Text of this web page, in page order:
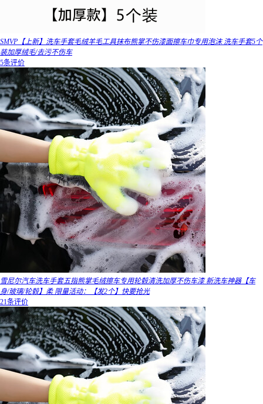
SMVP【上新】洗车手套毛绒羊毛工具抹布熊掌不伤漆面擦车巾专用泡沫 洗车手套5个
装加厚绒毛/去污不伤车
5条评价
雪尼尔汽车洗车手套五指熊掌毛绒擦车专用轮毂清洗加厚不伤车漆 新洗车神器【车
身/玻璃/轮毂】柔 限量活动：【发2个】快要抢光
21条评价